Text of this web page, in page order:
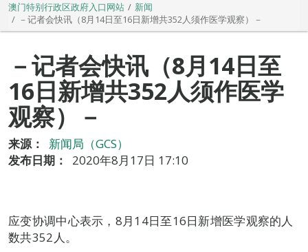
澳门特别行政区政府入口网站
新闻
－记者会快讯（8月14日至16日新增共352人须作医学观察）－
－记者会快讯（8月14日至
16日新增共352人须作医学
观察）－
来源：
新闻局（GCS）
发布日期：
2020年8月17日 17:10
应变协调中心表示，8月14日至16日新增医学观察的人
数共352人。